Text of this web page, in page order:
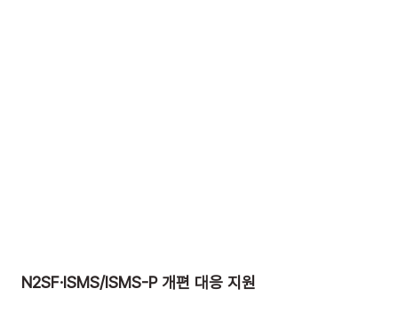
N2SF·ISMS/ISMS-P 개편 대응 지원